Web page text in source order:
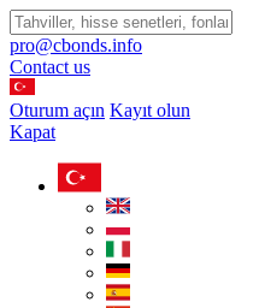
pro@cbonds.info
Contact us
Oturum açın Kayıt olun
Kapat